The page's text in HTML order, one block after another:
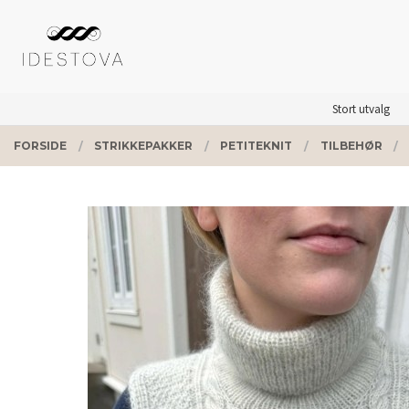
innholdet
Stort utvalg
PRODUKTER
FORSIDE STRIKKEPAKKER PETITEKNIT TILBEHØR